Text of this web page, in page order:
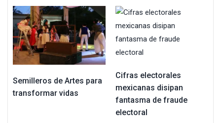
Semilleros de Artes para
transformar vidas
Cifras electorales
mexicanas disipan
fantasma de fraude
electoral